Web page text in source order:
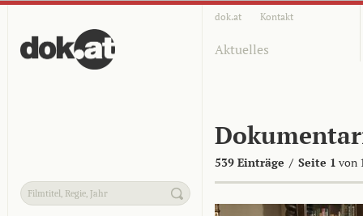
dok.at Kontakt
Aktuelles
539 Einträge / Seite 1 von